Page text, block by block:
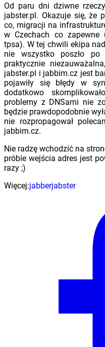
Od paru dni dziwne
jabster.pl. Okazuje się, że
co, migracji na
w Czechach co
tpsa). W tej chwili ekipa
nie wszystko poszło
praktycznie
jabster.pl i jabbim.cz jest
pojawiły się błędy w
dodatkowo
problemy z DNSami nie
będzie prawdopodobnie
nie rozpropagował
jabbim.cz.
Nie radzę wchodzić na
próbie wejścia adres jest
razy ;)
Więcej:jabberjabster